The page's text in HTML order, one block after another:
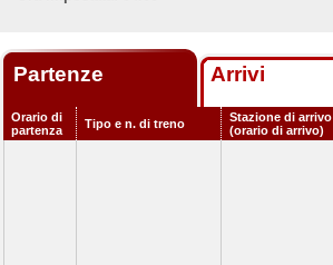
Partenze Arrivi
Orario di
partenza
Tipo e n. di treno
Stazione di arrivo
(orario di arrivo)